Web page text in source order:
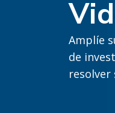
Amplíe
de
resolver